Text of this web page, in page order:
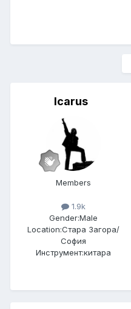
Icarus
Members
1.9k
Gender:Male
Location:Стара Загора/
София
Инструмент:китара